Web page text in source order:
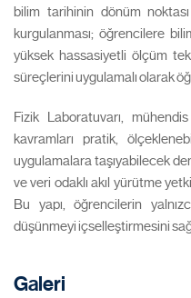
bilim tarihinin dönüm
kurgulanması; öğrencilere
yüksek hassasiyetli ölçüm
süreçlerini uygulamalı olarak
Fizik Laboratuvarı,
kavramları pratik,
uygulamalara taşıyabilecek
ve veri odaklı akıl yürütme
Bu yapı, öğrencilerin
düşünmeyi içselleştirmesini
Galeri